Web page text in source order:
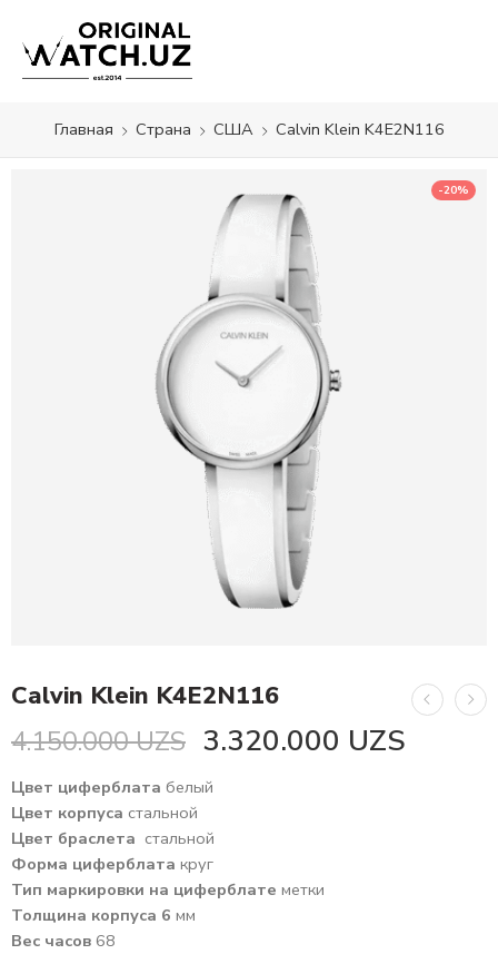
Главная Страна США Calvin Klein K4E2N116
-20%
Calvin Klein K4E2N116
4.150.000UZS 3.320.000 UZS
Цвет циферблата белый
Цвет корпуса стальной
Цвет браслета стальной
Форма циферблата круг
Тип маркировки на циферблате метки
Толщина корпуса 6 мм
Вес часов 68